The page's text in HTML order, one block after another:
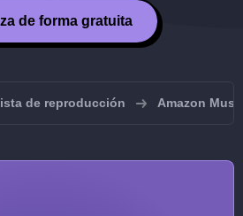
de forma gratuita
de reproducción Amazon